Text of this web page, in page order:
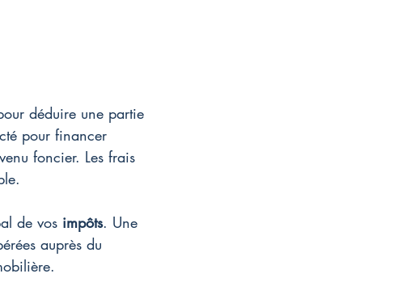
déduire une partie
pour financer
foncier. Les frais
de vos impôts. Une
auprès du